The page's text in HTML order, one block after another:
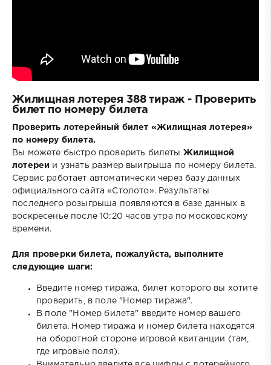
Жилищная лотерея 388 тираж - Проверить
билет по номеру билета
Проверить лотерейный билет «Жилищная лотерея»
по номеру билета.
Вы можете быстро проверить билеты Жилищной
лотереи
и узнать размер выигрыша по номеру билета.
Сервис работает автоматически через базу данных
официального сайта «Столото». Результаты
последнего розыгрыша появляются в базе данных в
воскресенье после 10:20 часов утра по московскому
времени.
Для проверки билета, пожалуйста, выполните
следующие шаги:
Введите номер тиража, билет которого вы хотите
проверить, в поле "Номер тиража".
В поле "Номер билета" введите номер вашего
билета. Номер тиража и номер билета находятся
на оборотной стороне игровой квитанции (там,
где игровые поля).